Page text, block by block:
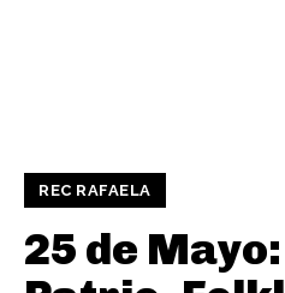
REC RAFAELA
25 de